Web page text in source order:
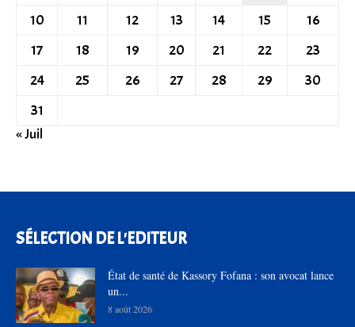
10
11 12 13 14 15
16
17
18 19 20 21 22
23
24
25 26 27 28 29
30
31
« Juil
SÉLECTION DE L'EDITEUR
État de santé de Kassory Fofana : son avocat lance
un...
8 août 2026